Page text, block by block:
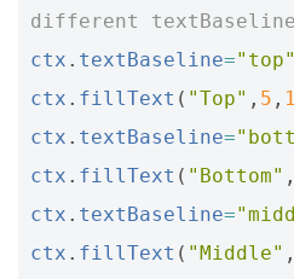
different
ctx . textBaseline="top"
ctx . fillText ( "Top" , 5 ,
ctx . textBaseline=
ctx . fillText ( "Bottom" ,
ctx . textBaseline=
ctx . fillText ( "Middle" ,